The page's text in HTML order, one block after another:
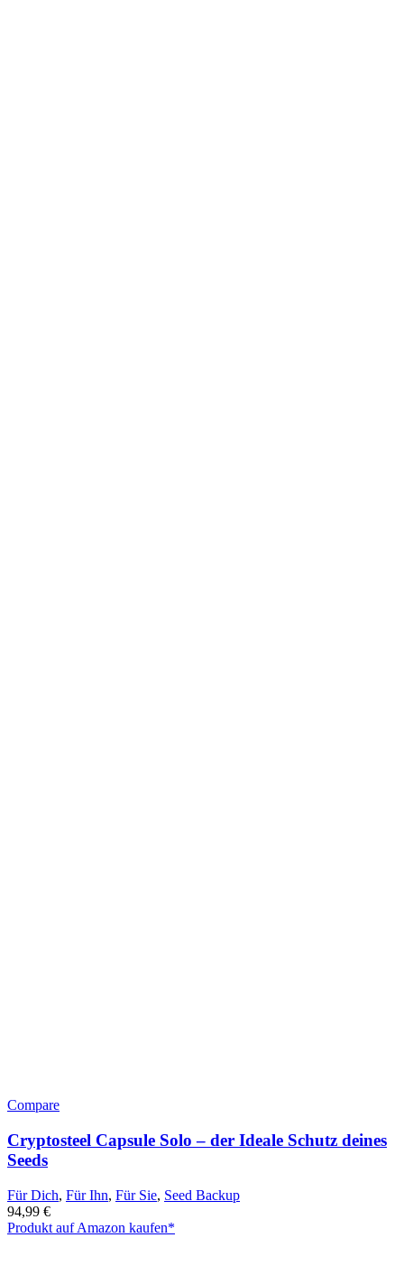
Compare
Cryptosteel Capsule Solo – der Ideale Schutz deines
Seeds
Für Dich, Für Ihn, Für Sie, Seed Backup
94,99 €
Produkt auf Amazon kaufen*